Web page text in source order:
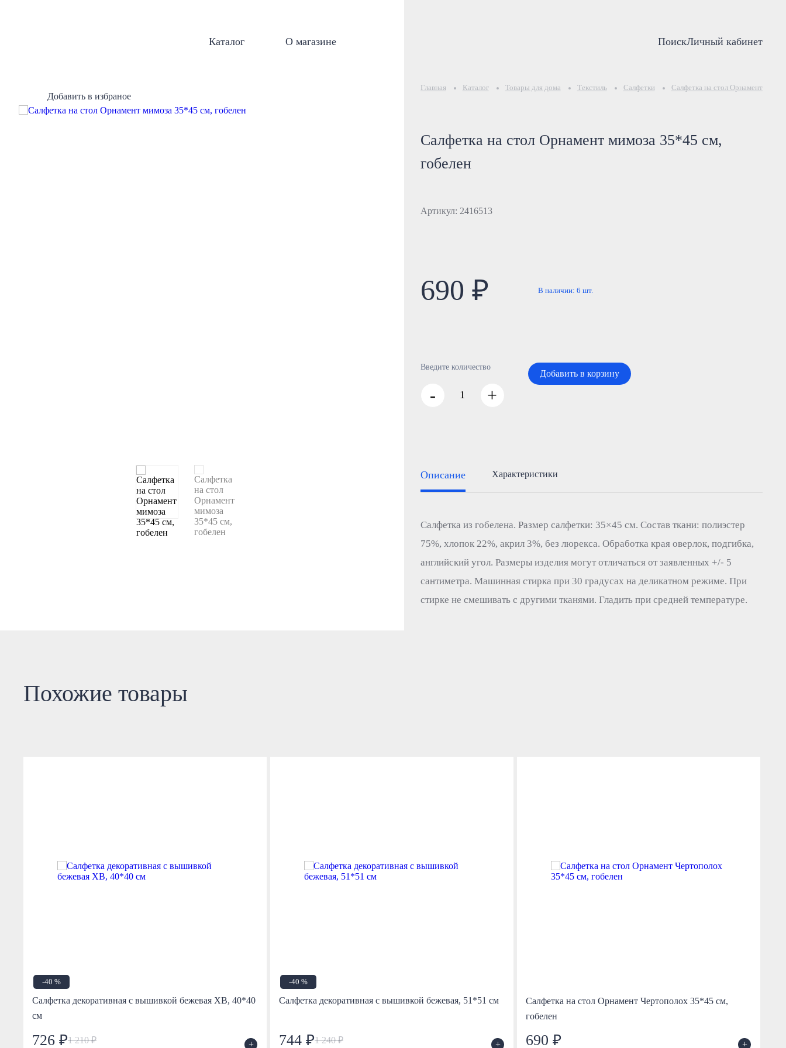
Каталог О магазине ПоискЛичный кабинет
Добавить в избраное
Главная Каталог Товары для дома Текстиль Салфетки Салфетка на стол Орнамент
Салфетка на стол Орнамент мимоза 35*45 см,
гобелен
Артикул: 2416513
690 ₽ В наличии: 6 шт.
Введите количество
- +
Добавить в корзину
Описание Характеристики
Салфетка из гобелена. Размер салфетки: 35×45 см. Состав ткани: полиэстер
75%, хлопок 22%, акрил 3%, без люрекса. Обработка края оверлок, подгибка,
английский угол. Размеры изделия могут отличаться от заявленных +/- 5
сантиметра. Машинная стирка при 30 градусах на деликатном режиме. При
стирке не смешивать с другими тканями. Гладить при средней температуре.
Похожие товары
-40 %
Салфетка декоративная с вышивкой бежевая ХВ, 40*40
см
726 ₽1 210 ₽ +
-40 %
Салфетка декоративная с вышивкой бежевая, 51*51 см
744 ₽1 240 ₽ +
Салфетка на стол Орнамент Чертополох 35*45 см,
гобелен
690 ₽ +